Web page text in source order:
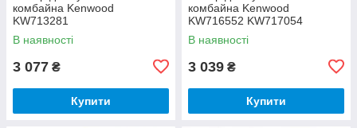
комбайна Kenwood
KW713281
В наявності
3 077 ₴
Купити
комбайна Kenwood
KW716552 KW717054
KW716537
В наявності
3 039 ₴
Купити